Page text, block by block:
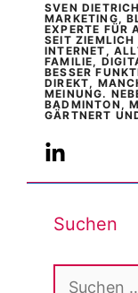
SVEN
MARKETING,
EXPERTE FÜR
SEIT
INTERNET,
FAMILIE,
BESSER
DIREKT,
MEINUNG.
BADMINTON,
GÄRTNERT
Suchen
Suchen